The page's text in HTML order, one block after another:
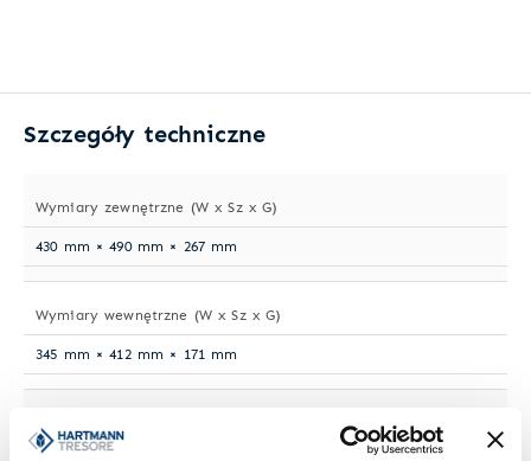
Szczegóły techniczne
Wymiary zewnętrzne (W x Sz x G)
430 mm × 490 mm × 267 mm
Wymiary wewnętrzne (W x Sz x G)
345 mm × 412 mm × 171 mm